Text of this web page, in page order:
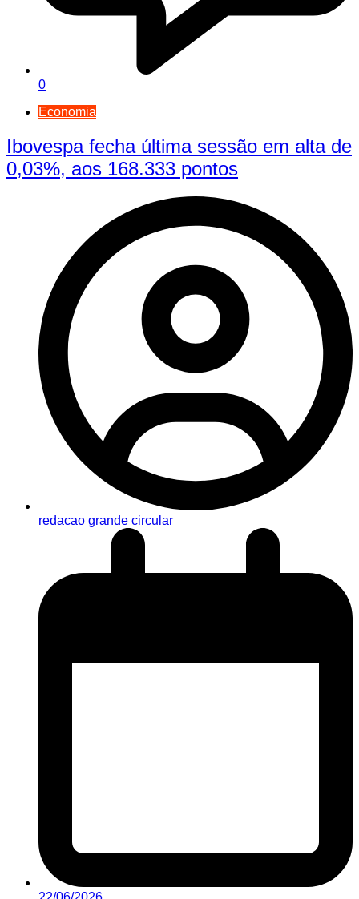
0
Economia
Ibovespa fecha última sessão em alta de
0,03%, aos 168.333 pontos
redacao grande circular